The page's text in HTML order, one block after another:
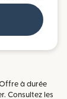
à durée
Consultez les